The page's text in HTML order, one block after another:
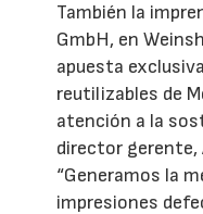
También la
GmbH, en
apuesta
reutilizables de
atención a la
director gerente,
“Generamos la
impresiones